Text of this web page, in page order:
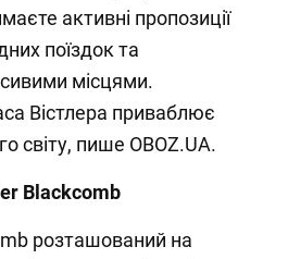
активні пропозиції
поїздок та
місцями.
Вістлера приваблює
світу, пише OBOZ.UA.
Blackcomb
розташований на